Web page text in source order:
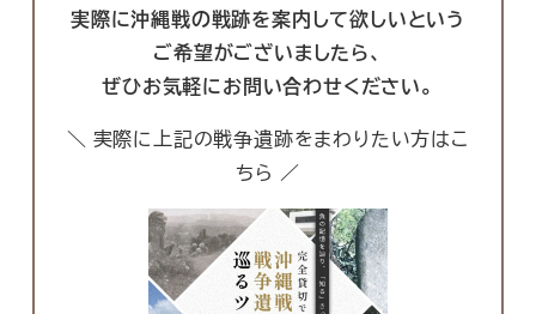
実際に沖縄戦の戦跡を案内して欲しいという
ご希望がございましたら、
ぜひお気軽にお問い合わせください。
＼ 実際に上記の戦争遺跡をまわりたい方はこ
ちら ／